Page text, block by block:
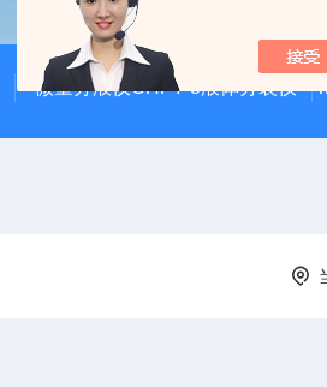
微量分液仪CHFY-8液体分装仪